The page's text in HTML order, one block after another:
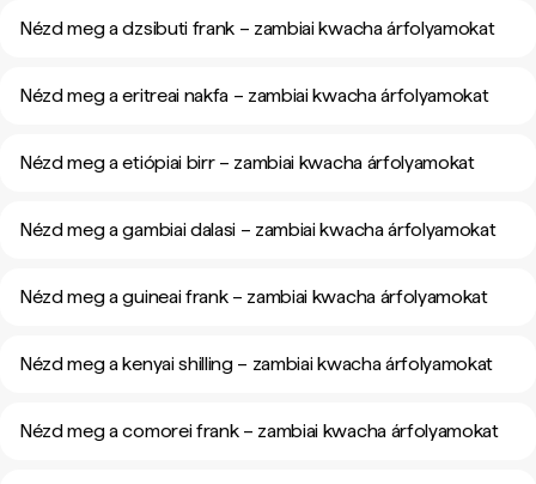
Nézd meg a dzsibuti frank – zambiai kwacha árfolyamokat
Nézd meg a eritreai nakfa – zambiai kwacha árfolyamokat
Nézd meg a etiópiai birr – zambiai kwacha árfolyamokat
Nézd meg a gambiai dalasi – zambiai kwacha árfolyamokat
Nézd meg a guineai frank – zambiai kwacha árfolyamokat
Nézd meg a kenyai shilling – zambiai kwacha árfolyamokat
Nézd meg a comorei frank – zambiai kwacha árfolyamokat